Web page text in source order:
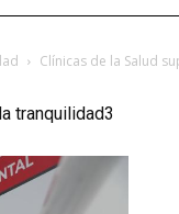
Clínicas de la Salud
tranquilidad3